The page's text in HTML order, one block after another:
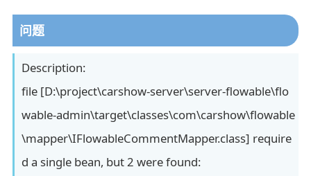
问题
Description:
file [D:\project\carshow-server\server-flowable\flo
wable-admin\target\classes\com\carshow\flowable
\mapper\IFlowableCommentMapper.class] require
d a single bean, but 2 were found: